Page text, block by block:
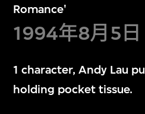
Romance'
1994年8月5日
1 character, Andy Lau
holding pocket tissue.